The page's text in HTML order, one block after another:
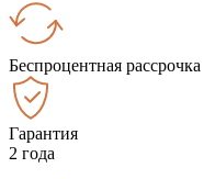
Беспроцентная рассрочка
Гарантия
2 года